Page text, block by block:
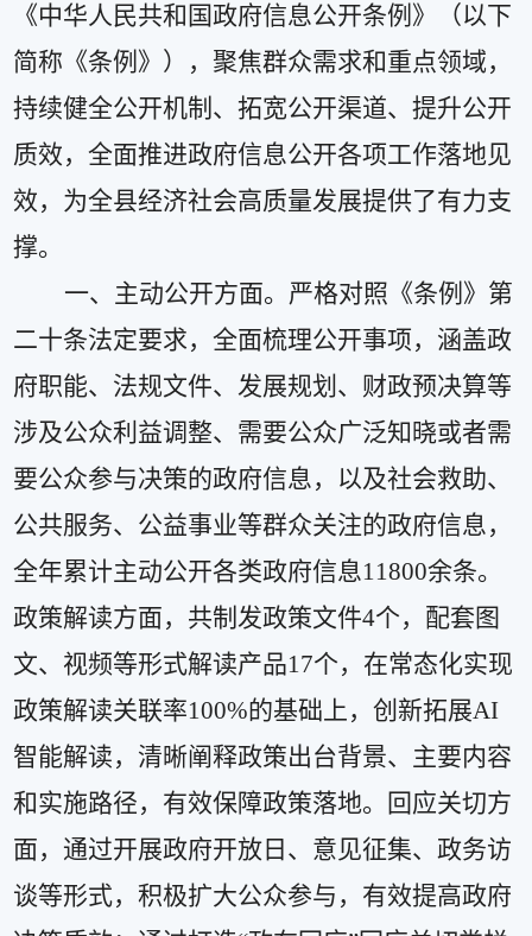
《中华人民共和国政府信息公开条例》
（以下
简称《条例》）
，聚焦群众需求和重点领域，
持续健全公开机制、拓宽公开渠道、提升公开
质效，全面推进政府信息公开各项工作落地见
效，为全县经济社会高质量发展提供了有力支
撑。
一、主动公开方面。 严格对照《条例》第
二十条法定要求，全面梳理公开事项，涵盖政
府职能、法规文件、发展规划、财政预决算等
涉及公众利益调整、需要公众广泛知晓或者需
要公众参与决策的政府信息，以及社会救助、
公共服务、公益事业等群众关注的政府信息，
全年累计主动公开各类政府信息11800余条。
政策解读方面，共制发政策文件4个，配套图
文、视频等形式解读产品17个，在常态化实现
政策解读关联率100%的基础上，创新拓展AI
智能解读，清晰阐释政策出台背景、主要内容
和实施路径，有效保障政策落地。回应关切方
面，通过开展政府开放日、意见征集、政务访
谈等形式，积极扩大公众参与，有效提高政府